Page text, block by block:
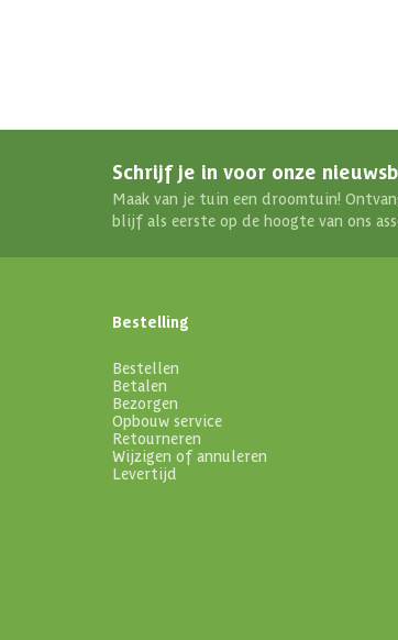
Schrijf je in voor onze
Maak van je tuin een droomtuin!
blijf als eerste op de hoogte van ons
Bestelling
Bestellen
Betalen
Bezorgen
Opbouw service
Retourneren
Wijzigen of annuleren
Levertijd